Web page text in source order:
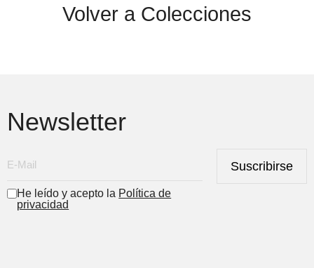
Volver a Colecciones
Newsletter
He leído y acepto la Política de
privacidad
Suscribirse